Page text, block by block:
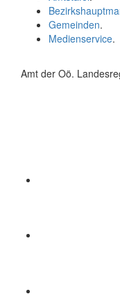
Gemeinden.
Medienservice.
Amt der Oö.